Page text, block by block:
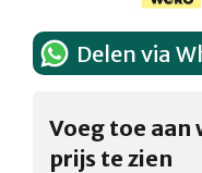
Delen via
Voeg toe aan
prijs te zien